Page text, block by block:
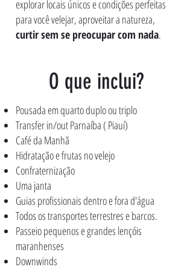
explorar locais únicos e condições perfeitas
para você velejar, aproveitar a natureza,
curtir sem se preocupar com nada.
O que inclui?
Pousada em quarto duplo ou triplo
Transfer in/out Parnaíba ( Piauí)
Café da Manhã
Hidratação e frutas no velejo
Confraternização
Uma janta
Guias profissionais dentro e fora d'água
Todos os transportes terrestres e barcos.
Passeio pequenos e grandes lençóis
maranhenses
Downwinds